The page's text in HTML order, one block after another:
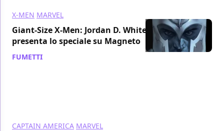
X-MEN MARVEL
Giant-Size X-Men: Jordan D. White
presenta lo speciale su Magneto
FUMETTI
CAPTAIN AMERICA MARVEL